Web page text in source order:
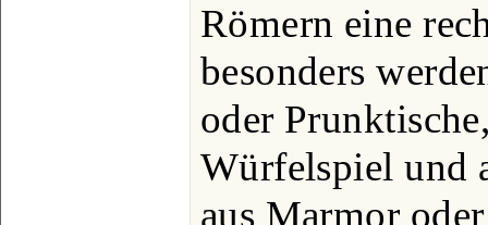
Römern eine
besonders
oder
Würfelspiel und
aus Marmor